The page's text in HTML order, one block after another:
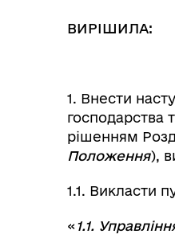
ВИРІШИЛА:
1. Внести
господарства
рішенням
Положення),
1.1. Викласти
« 1.1.